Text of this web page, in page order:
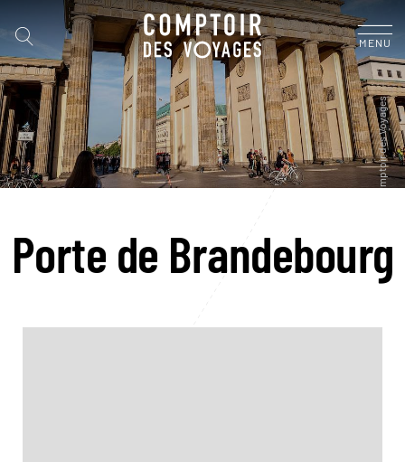
MENU
Porte de Brandebourg